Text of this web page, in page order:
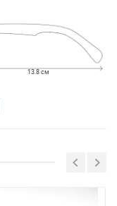
13.8 см